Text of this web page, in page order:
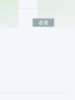
必須